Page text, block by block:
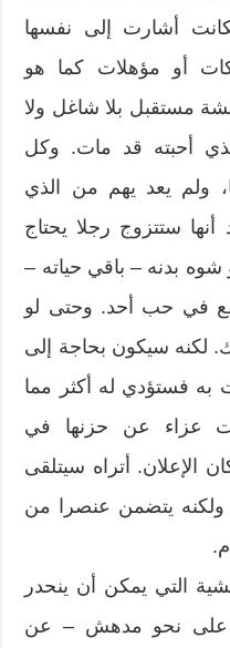
أشارت إلى نفسها
أو مؤهلات كما هو
مستقبل بلا شاغل ولا
أحبته قد مات. وكل
ولم يعد يهم من الذي
ستتزوج رجلا يحتاج
شوه بدنه – باقي حياته –
في حب أحد. وحتى لو
لكنه سيكون بحاجة إلى
به فستؤدي له أكثر مما
عزاء عن حزنها في
الإعلان. أتراه سيتلقى
يتضمن عنصرا من
التي يمكن أن ينحدر
– على نحو مدهش – عن